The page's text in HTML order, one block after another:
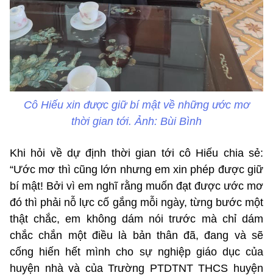
Cô Hiếu xin được giữ bí mật về những ước mơ
thời gian tới. Ảnh: Bùi Bình
Khi hỏi về dự định thời gian tới cô Hiếu chia sẻ:
“Ước mơ thì cũng lớn nhưng em xin phép được giữ
bí mật! Bởi vì em nghĩ rằng muốn đạt được ước mơ
đó thì phải nỗ lực cố gắng mỗi ngày, từng bước một
thật chắc, em không dám nói trước mà chỉ dám
chắc chắn một điều là bản thân đã, đang và sẽ
cống hiến hết mình cho sự nghiệp giáo dục của
huyện nhà và của Trường PTDTNT THCS huyện